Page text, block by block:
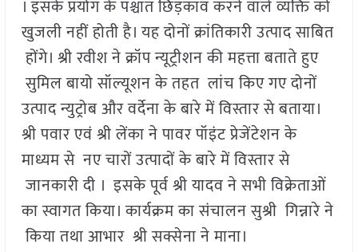
। इसके प्रयोग के पश्चात छिड़काव करने वाले व्यक्ति को
खुजली नहीं होती है। यह दोनों क्रांतिकारी उत्पाद साबित
होंगे। श्री रवीश ने क्रॉप न्यूट्रीशन की महत्ता बताते हुए
सुमिल बायो सॉल्यूशन के तहत लांच किए गए दोनों
उत्पाद न्युट्रोब और वर्देना के बारे में विस्तार से बताया।
श्री पवार एवं श्री लेंका ने पावर पॉइंट प्रेजेंटेशन के
माध्यम से नए चारों उत्पादों के बारे में विस्तार से
जानकारी दी । इसके पूर्व श्री यादव ने सभी विक्रेताओं
का स्वागत किया। कार्यक्रम का संचालन सुश्री गिन्नारे ने
किया तथा आभार श्री सक्सेना ने माना।